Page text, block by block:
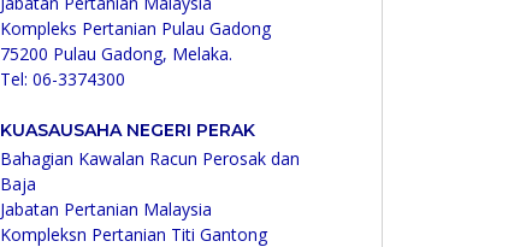
Kompleks Pertanian Pulau Gadong
75200 Pulau Gadong, Melaka.
Tel: 06-3374300
KUASAUSAHA NEGERI PERAK
Bahagian Kawalan Racun Perosak dan
Baja
Jabatan Pertanian Malaysia
Kompleksn Pertanian Titi Gantong